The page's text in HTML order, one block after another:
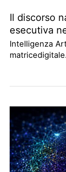
Il discorso
esecutiva
Intelligenza